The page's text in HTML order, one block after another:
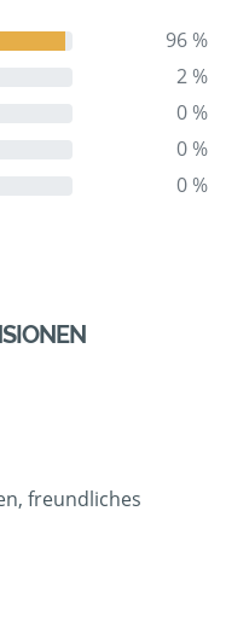
96 %
2 %
0 %
0 %
0 %
freundliches